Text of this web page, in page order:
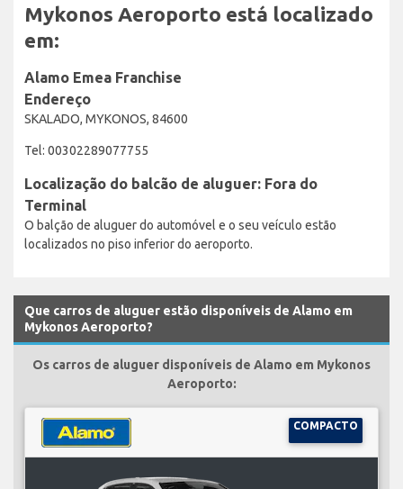
Mykonos Aeroporto está localizado
em:
Alamo Emea Franchise
Endereço
SKALADO, MYKONOS, 84600
Tel: 00302289077755
Localização do balcão de aluguer: Fora do
Terminal
O balção de aluguer do automóvel e o seu veículo estão
localizados no piso inferior do aeroporto.
Que carros de aluguer estão disponíveis de Alamo em
Mykonos Aeroporto?
Os carros de aluguer disponíveis de Alamo em Mykonos
Aeroporto:
COMPACTO